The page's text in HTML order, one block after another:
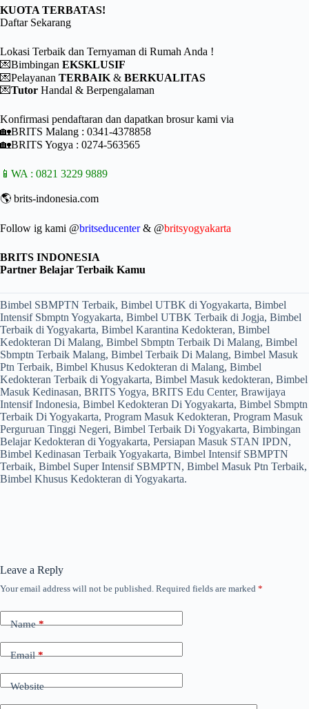
KUOTA TERBATAS!
Daftar Sekarang
Lokasi Terbaik dan Ternyaman di Rumah Anda !
💌Bimbingan EKSKLUSIF
💌Pelayanan TERBAIK & BERKUALITAS
💌Tutor Handal & Berpengalaman
Konfirmasi pendaftaran dan dapatkan brosur kami via
🏡BRITS Malang : 0341-4378858
🏡BRITS Yogya : 0274-563565⠀
📱WA : 0821 3229 9889
🌎 brits-indonesia.com
Follow ig kami @britseducenter & @britsyogyakarta
BRITS INDONESIA
Partner Belajar Terbaik Kamu
Bimbel SBMPTN Terbaik, Bimbel UTBK di Yogyakarta, Bimbel
Intensif Sbmptn Yogyakarta, Bimbel UTBK Terbaik di Jogja, Bimbel
Terbaik di Yogyakarta, Bimbel Karantina Kedokteran, Bimbel
Kedokteran Di Malang, Bimbel Sbmptn Terbaik Di Malang, Bimbel
Sbmptn Terbaik Malang, Bimbel Terbaik Di Malang, Bimbel Masuk
Ptn Terbaik, Bimbel Khusus Kedokteran di Malang, Bimbel
Kedokteran Terbaik di Yogyakarta, Bimbel Masuk kedokteran, Bimbel
Masuk Kedinasan, BRITS Yogya, BRITS Edu Center, Brawijaya
Intensif Indonesia, Bimbel Kedokteran Di Yogyakarta, Bimbel Sbmptn
Terbaik Di Yogyakarta, Program Masuk Kedokteran, Program Masuk
Perguruan Tinggi Negeri, Bimbel Terbaik Di Yogyakarta, Bimbingan
Belajar Kedokteran di Yogyakarta, Persiapan Masuk STAN IPDN,
Bimbel Kedinasan Terbaik Yogyakarta, Bimbel Intensif SBMPTN
Terbaik, Bimbel Super Intensif SBMPTN, Bimbel Masuk Ptn Terbaik,
Bimbel Khusus Kedokteran di Yogyakarta.
Leave a Reply
Your email address will not be published. Required fields are marked *
Name*
Email*
Website